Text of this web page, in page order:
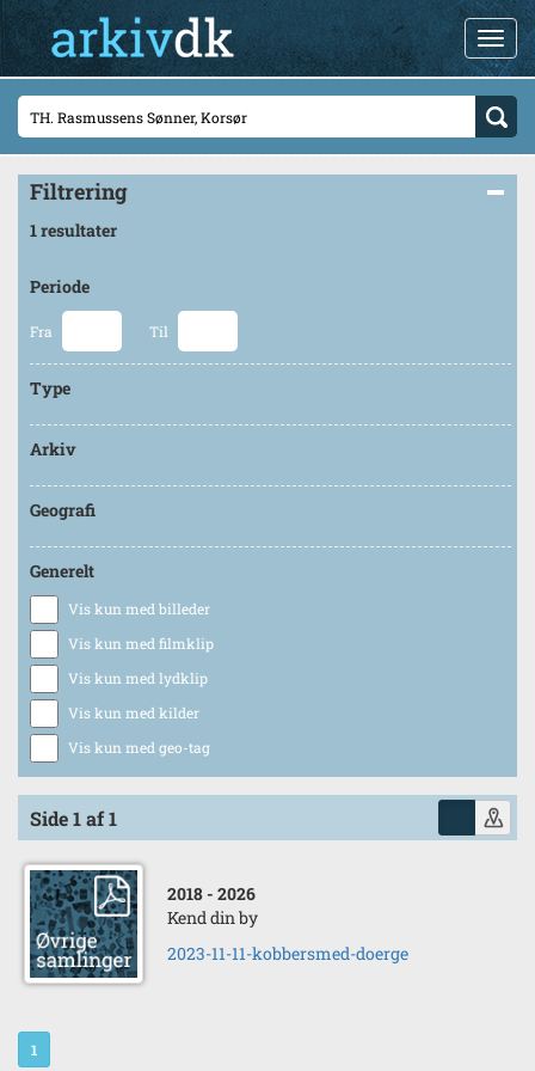
Filtrering
1 resultater
Periode
Fra Til
Type
Arkiv
Geografi
Generelt
Vis kun med billeder
Vis kun med filmklip
Vis kun med lydklip
Vis kun med kilder
Vis kun med geo-tag
Side 1 af 1
2018 - 2026
Kend din by
2023-11-11-kobbersmed-doerge
1